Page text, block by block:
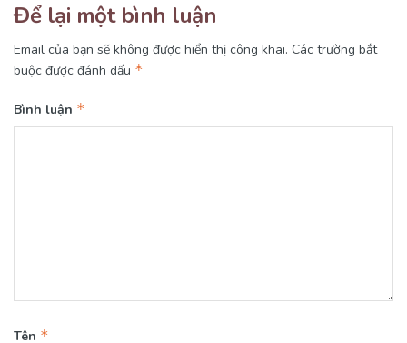
Để lại một bình luận
Email của bạn sẽ không được hiển thị công khai. Các trường bắt
buộc được đánh dấu *
Bình luận *
Tên *